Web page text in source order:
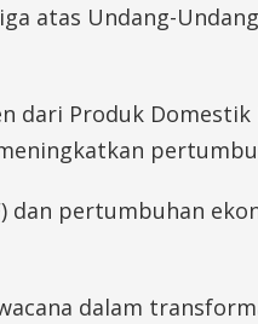
atas Undang-
dari Produk
dan pertumbuhan
dalam